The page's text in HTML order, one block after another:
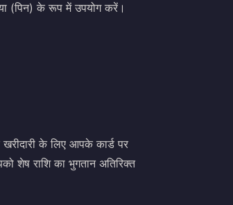
(पिन) के रूप में उपयोग करें।
के लिए आपके कार्ड पर
शेष राशि का भुगतान अतिरिक्त